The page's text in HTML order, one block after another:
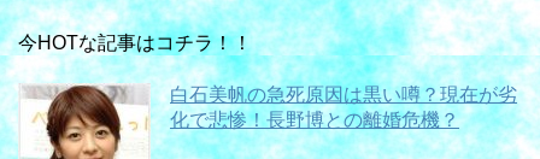
今HOTな記事はコチラ！！
白石美帆の急死原因は黒い噂？現在が劣
化で悲惨！長野博との離婚危機？